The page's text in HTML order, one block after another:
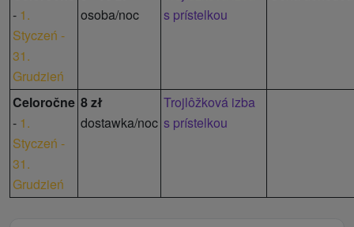
- 1.
Styczeń -
31.
Grudzień
osoba/noc
s prístelkou
Celoročne
- 1.
Styczeń -
31.
Grudzień
8 zł
dostawka/noc
Trojlôžková izba
s prístelkou